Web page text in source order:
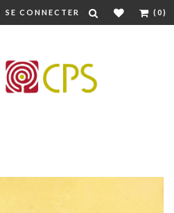
SE CONNECTER (0)